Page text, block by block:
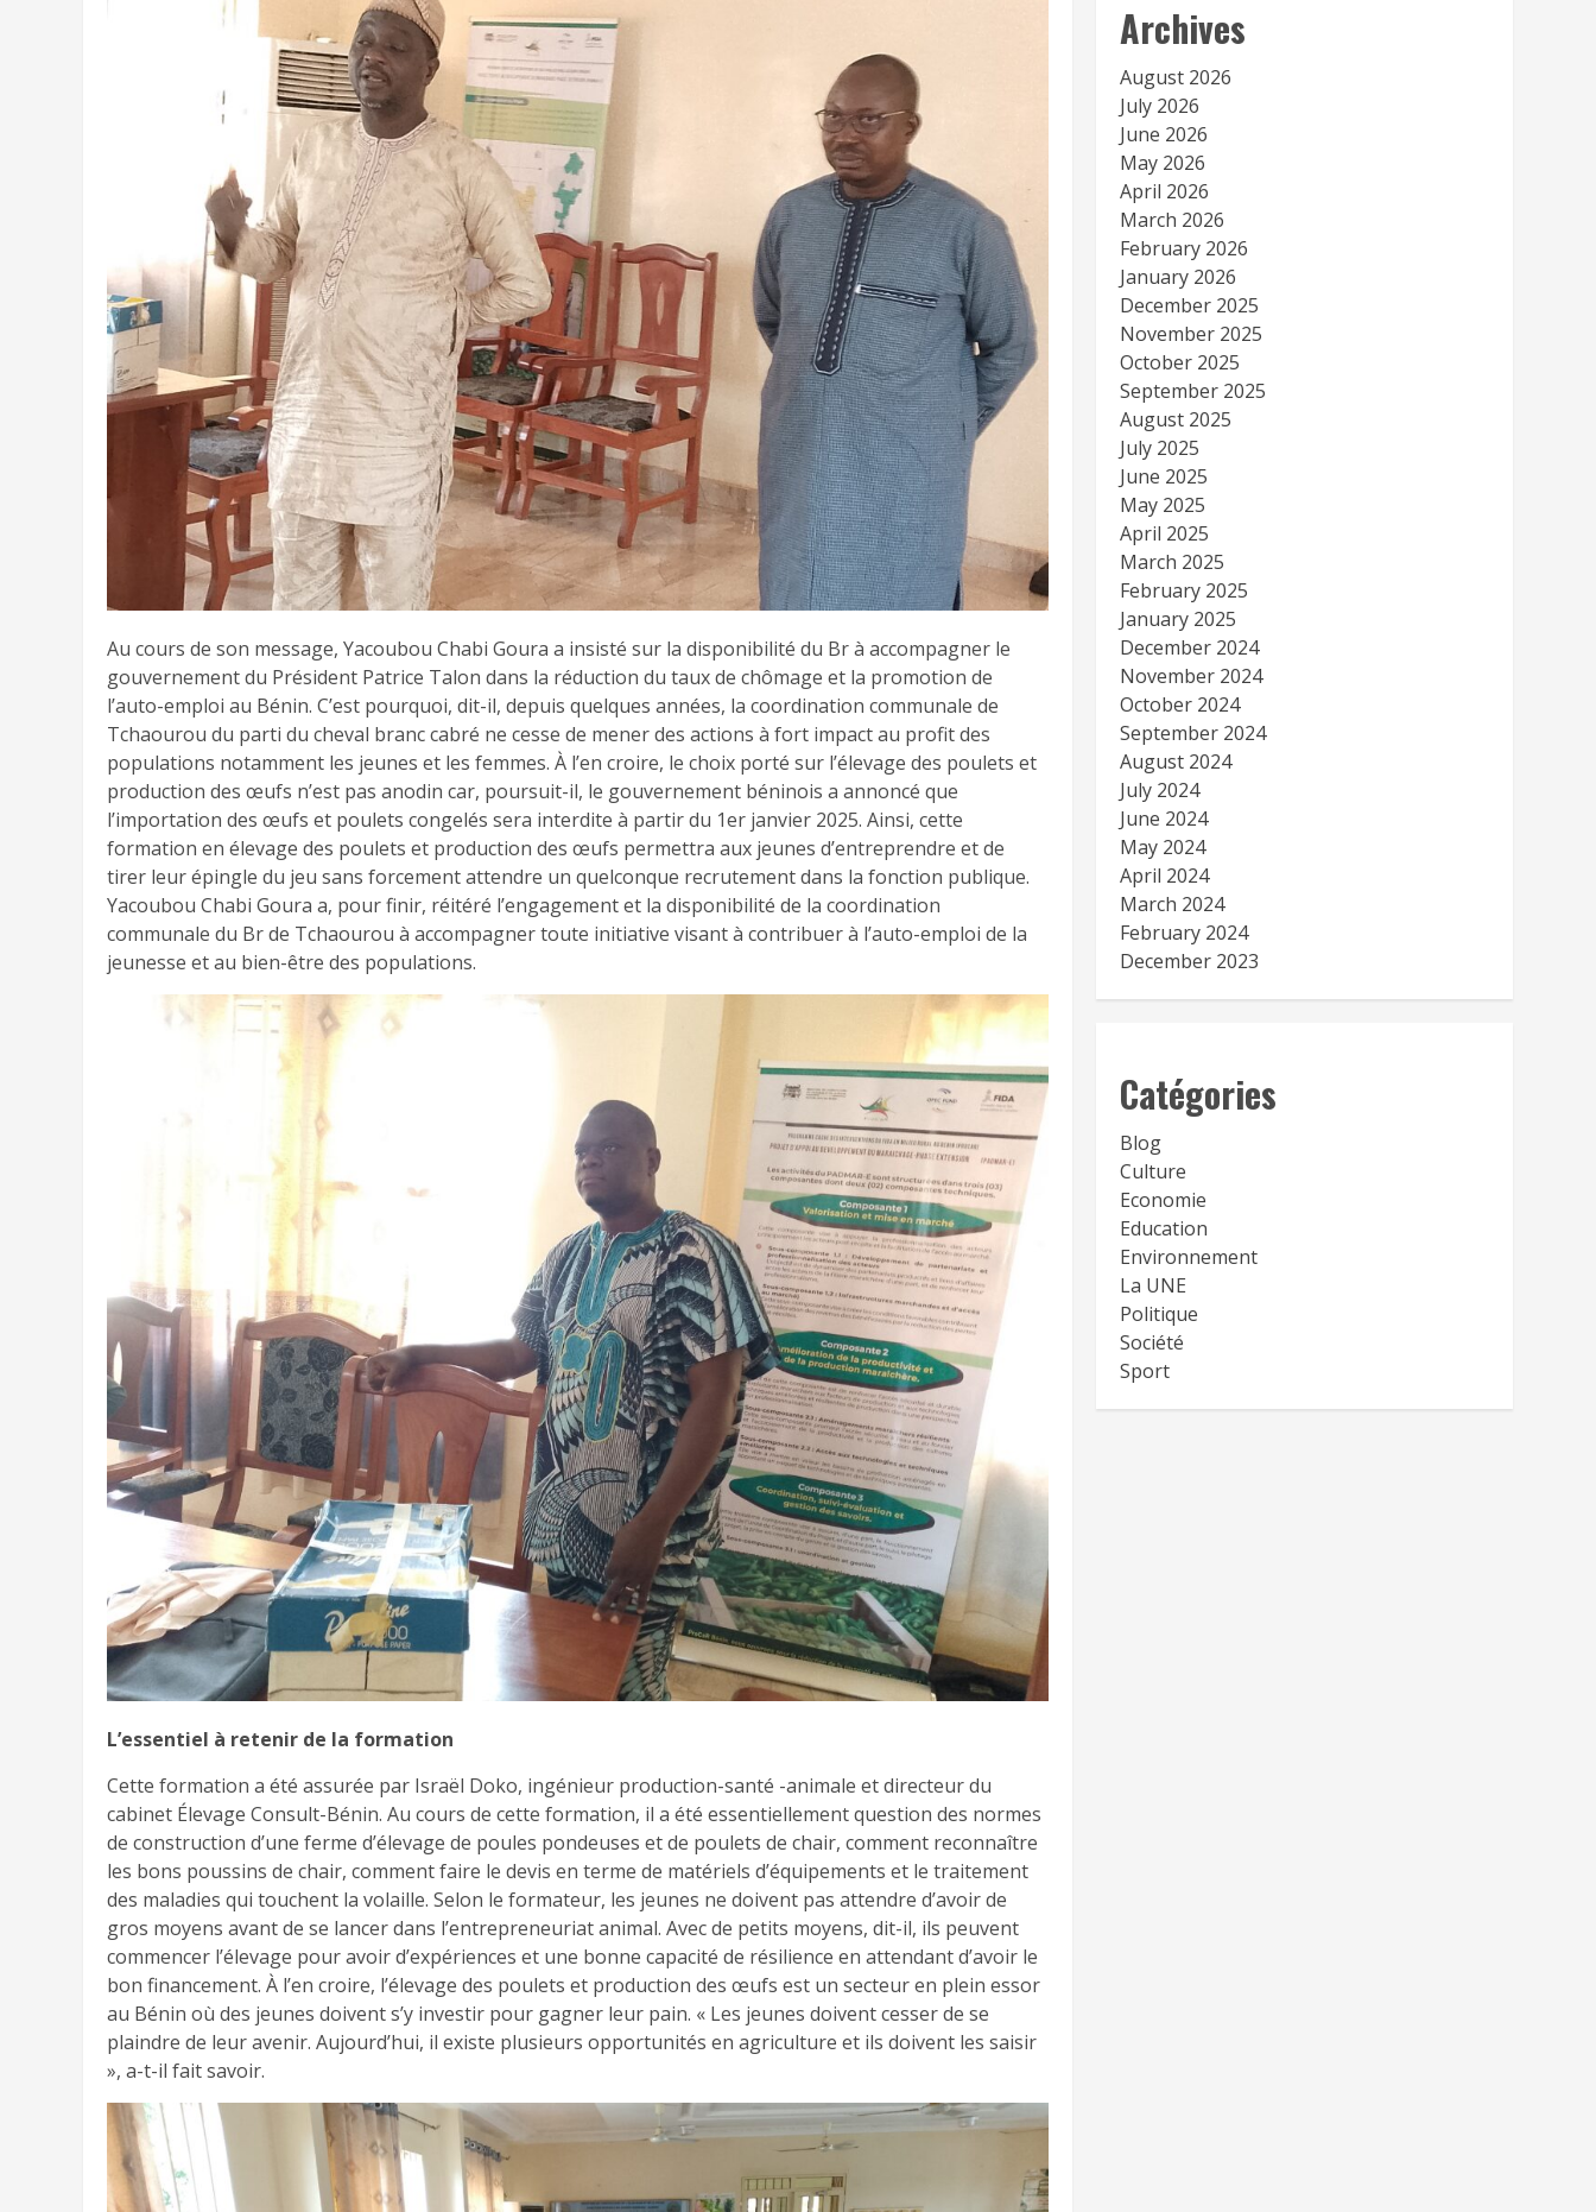
Au cours de son message, Yacoubou Chabi Goura a insisté sur la disponibilité du Br à accompagner le
gouvernement du Président Patrice Talon dans la réduction du taux de chômage et la promotion de
l’auto-emploi au Bénin. C’est pourquoi, dit-il, depuis quelques années, la coordination communale de
Tchaourou du parti du cheval branc cabré ne cesse de mener des actions à fort impact au profit des
populations notamment les jeunes et les femmes. À l’en croire, le choix porté sur l’élevage des poulets et
production des œufs n’est pas anodin car, poursuit-il, le gouvernement béninois a annoncé que
l’importation des œufs et poulets congelés sera interdite à partir du 1er janvier 2025. Ainsi, cette
formation en élevage des poulets et production des œufs permettra aux jeunes d’entreprendre et de
tirer leur épingle du jeu sans forcement attendre un quelconque recrutement dans la fonction publique.
Yacoubou Chabi Goura a, pour finir, réitéré l’engagement et la disponibilité de la coordination
communale du Br de Tchaourou à accompagner toute initiative visant à contribuer à l’auto-emploi de la
jeunesse et au bien-être des populations.
L’essentiel à retenir de la formation
Cette formation a été assurée par Israël Doko, ingénieur production-santé -animale et directeur du
cabinet Élevage Consult-Bénin. Au cours de cette formation, il a été essentiellement question des normes
de construction d’une ferme d’élevage de poules pondeuses et de poulets de chair, comment reconnaître
les bons poussins de chair, comment faire le devis en terme de matériels d’équipements et le traitement
des maladies qui touchent la volaille. Selon le formateur, les jeunes ne doivent pas attendre d’avoir de
gros moyens avant de se lancer dans l’entrepreneuriat animal. Avec de petits moyens, dit-il, ils peuvent
commencer l’élevage pour avoir d’expériences et une bonne capacité de résilience en attendant d’avoir le
bon financement. À l’en croire, l’élevage des poulets et production des œufs est un secteur en plein essor
au Bénin où des jeunes doivent s’y investir pour gagner leur pain. « Les jeunes doivent cesser de se
plaindre de leur avenir. Aujourd’hui, il existe plusieurs opportunités en agriculture et ils doivent les saisir
», a-t-il fait savoir.
Archives
August 2026
July 2026
June 2026
May 2026
April 2026
March 2026
February 2026
January 2026
December 2025
November 2025
October 2025
September 2025
August 2025
July 2025
June 2025
May 2025
April 2025
March 2025
February 2025
January 2025
December 2024
November 2024
October 2024
September 2024
August 2024
July 2024
June 2024
May 2024
April 2024
March 2024
February 2024
December 2023
Catégories
Blog
Culture
Economie
Education
Environnement
La UNE
Politique
Société
Sport